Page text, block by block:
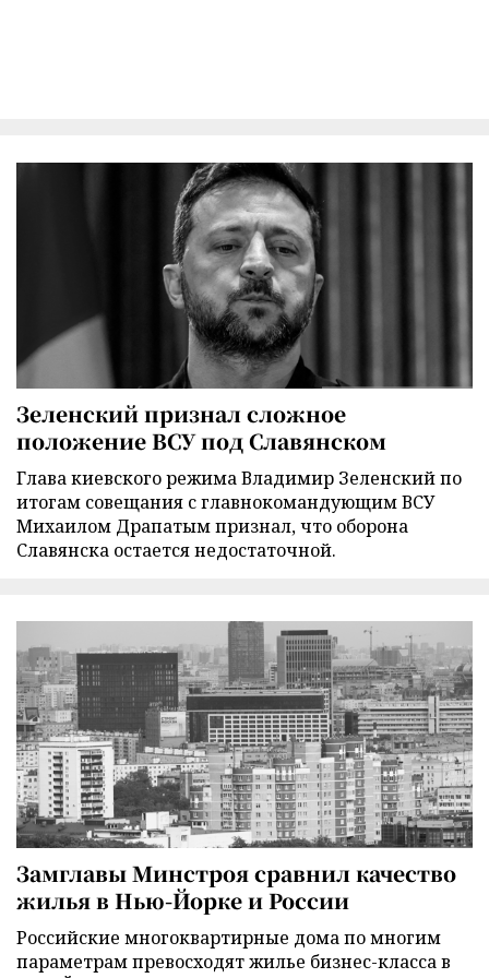
Зеленский признал сложное
положение ВСУ под Славянском
Глава киевского режима Владимир Зеленский по
итогам совещания с главнокомандующим ВСУ
Михаилом Драпатым признал, что оборона
Славянска остается недостаточной.
Замглавы Минстроя сравнил качество
жилья в Нью-Йорке и России
Российские многоквартирные дома по многим
параметрам превосходят жилье бизнес-класса в